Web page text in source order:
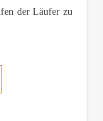
der Läufer zu